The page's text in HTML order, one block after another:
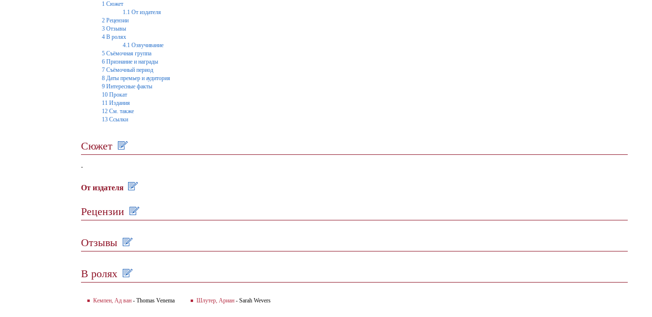
1 Сюжет
1.1 От издателя
2 Рецензии
3 Отзывы
4 В ролях
4.1 Озвучивание
5 Съёмочная группа
6 Признание и награды
7 Съёмочный период
8 Даты премьер и аудитория
9 Интересные факты
10 Прокат
11 Издания
12 См. также
13 Ссылки
Сюжет
-
От издателя
Рецензии
Отзывы
В ролях
Кемпен, Ад ван - Thomas Venema Шлутер, Ариан - Sarah Wevers